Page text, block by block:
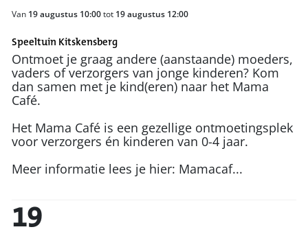
Van 19 augustus 10:00tot 19 augustus 12:00
Speeltuin Kitskensberg
Ontmoet je graag andere (aanstaande) moeders,
vaders of verzorgers van jonge kinderen? Kom
dan samen met je kind(eren) naar het Mama
Café.
Het Mama Café is een gezellige ontmoetingsplek
voor verzorgers én kinderen van 0-4 jaar.
Meer informatie lees je hier: Mamacaf...
19